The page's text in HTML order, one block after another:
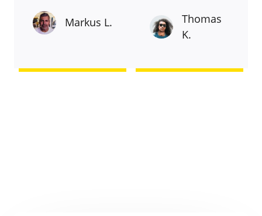
Markus L.
Thomas
K.